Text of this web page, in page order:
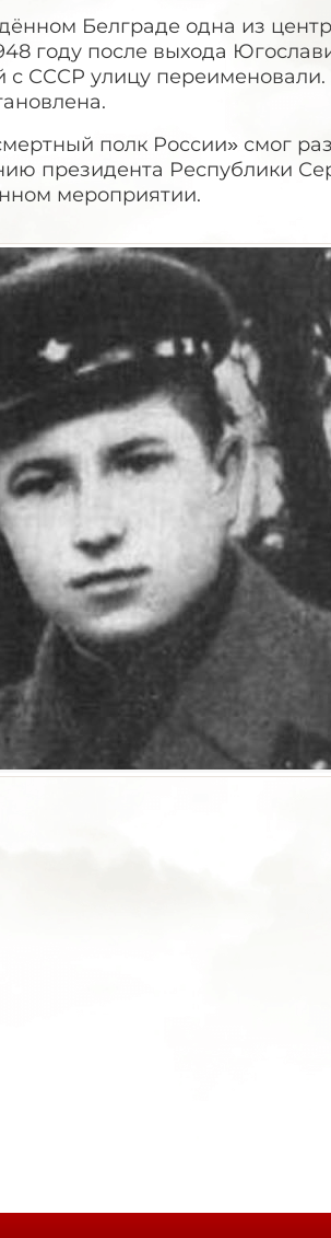
Белграде одна из
году после выхода
с СССР улицу переименовали.
полк России» смог
президента Республики
мероприятии.